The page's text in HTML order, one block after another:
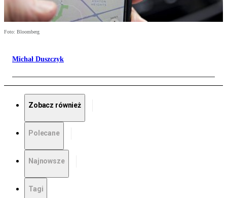
Foto: Bloomberg
Michał Duszczyk
Zobacz również
Polecane
Najnowsze
Tagi